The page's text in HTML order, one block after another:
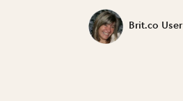
Brit.co User